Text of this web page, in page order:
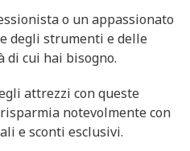
o un appassionato
degli strumenti e delle
cui hai bisogno.
attrezzi con queste
notevolmente con
e sconti esclusivi.